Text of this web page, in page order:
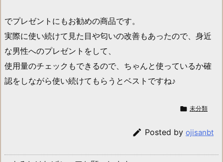
でプレゼントにもお勧めの商品です。
実際に使い続けて見た目や匂いの改善もあったので、身近
な男性へのプレゼントをして、
使用量のチェックもできるので、ちゃんと使っているか確
認をしながら使い続けてもらうとベストですね♪
 未分類
 Posted by ojisanbt